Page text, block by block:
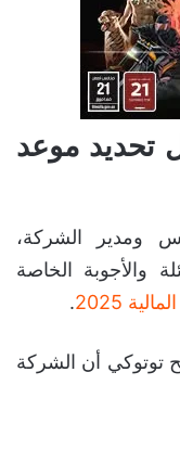
تحديد موعد
ومدير الشركة،
والأجوبة الخاصة
2025
.
توتوكي أن الشركة